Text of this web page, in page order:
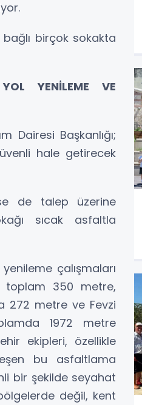
birçok sokakta
YENİLEME VE
Dairesi Başkanlığı;
hale getirecek
de talep üzerine
sıcak asfaltla
çalışmaları
toplam 350 metre,
272 metre ve Fevzi
1972 metre
ekipleri, özellikle
bu asfaltlama
bir şekilde seyahat
değil, kent